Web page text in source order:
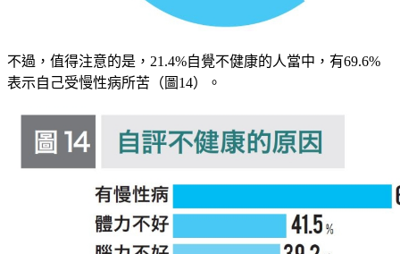
不過，值得注意的是，21.4%自覺不健康的人當中，有69.6%
表示自己受慢性病所苦（圖14）。